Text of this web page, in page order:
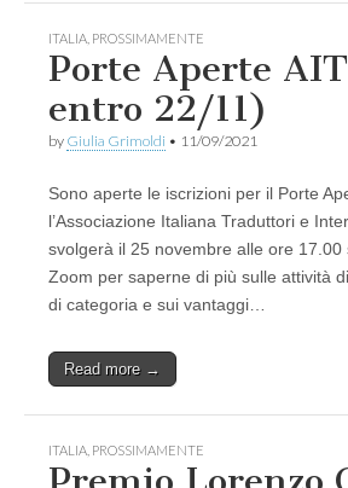
ITALIA PROSSIMAMENTE
Porte Aperte
entro 22/11)
by Giulia Grimoldi • 11/09/2021
Sono aperte le iscrizioni per il Porte
l’Associazione Italiana Traduttori e
svolgerà il 25 novembre alle ore 17.00
Zoom per saperne di più sulle attività
di categoria e sui vantaggi…
Read more →
ITALIA PROSSIMAMENTE